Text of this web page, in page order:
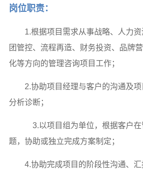
岗位职责：
1.根据项目需求从事战略、人力
团管控、流程再造、财务投资、品牌
化等方向的管理咨询项目工作；
2.协助项目经理与客户的沟通及
分析诊断；
3.以项目组为单位，根据客户在
题，协助或独立完成方案制定；
4.协助完成项目的阶段性沟通、